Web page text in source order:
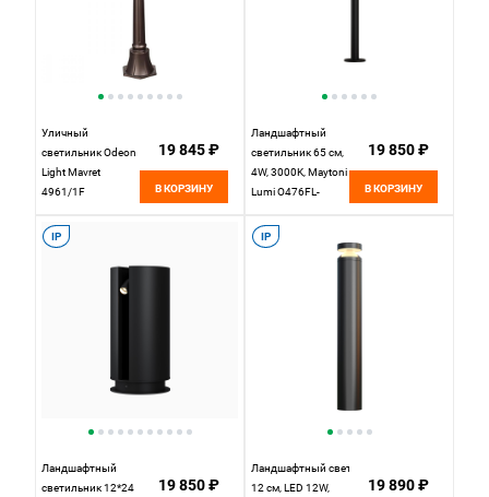
Уличный
светильник Odeon
Light Mavret
4961/1F
19 845 ₽
В КОРЗИНУ
Ландшафтный
светильник 65 см,
4W, 3000K, Maytoni
Lumi O476FL-
19 850 ₽
В КОРЗИНУ
IP
Ландшафтный
светильник 12*24
19 850 ₽
IP
Ландшафтный светильник
12 см, LED 12W,
19 890 ₽